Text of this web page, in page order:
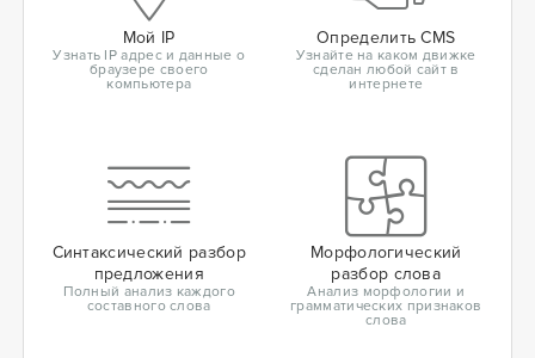
Мой IP
Узнать IP адрес и данные о
браузере своего
компьютера
Определить CMS
Узнайте на каком движке
сделан любой сайт в
интернете
Синтаксический разбор
предложения
Полный анализ каждого
составного слова
Морфологический
разбор слова
Анализ морфологии и
грамматических признаков
слова